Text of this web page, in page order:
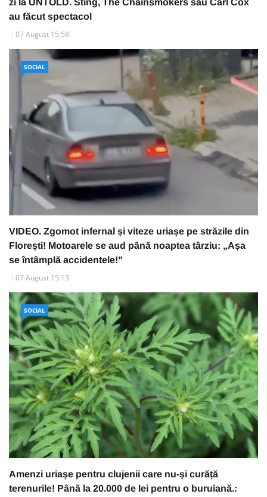
zi la UNTOLD. Sting, The Chainsmokers sau Carl Cox
au făcut spectacol
07 August 15:58
SOCIAL
VIDEO. Zgomot infernal și viteze uriașe pe străzile din
Florești! Motoarele se aud până noaptea târziu: „Așa
se întâmplă accidentele!”
07 August 15:13
SOCIAL
Amenzi uriașe pentru clujenii care nu-și curăță
terenurile! Până la 20.000 de lei pentru o buruiană.: